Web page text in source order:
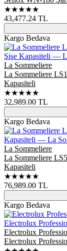
★★★★★
43,477.24 TL
Kargo Bedava
La Sommeliere
La Sommeliere
Kapasiteli
★★★★★
32,989.00 TL
Kargo Bedava
La Sommeliere
La Sommeliere
Kapasiteli
★★★★★
76,989.00 TL
Kargo Bedava
Electrolux
Electrolux